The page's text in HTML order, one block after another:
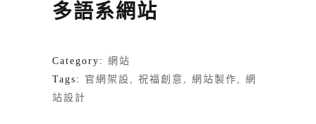
多語系網站
Category: 網站
Tags:
官網架設 祝福創意 網站製作
網
站設計